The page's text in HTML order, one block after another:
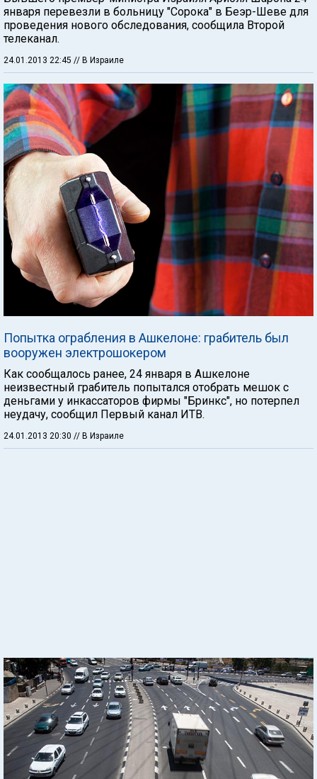
января перевезли в больницу "Сорока" в Беэр-Шеве для
проведения нового обследования, сообщила Второй
телеканал.
24.01.2013 22:45 // В Израиле
Попытка ограбления в Ашкелоне: грабитель был
вооружен электрошокером
Как сообщалось ранее, 24 января в Ашкелоне
неизвестный грабитель попытался отобрать мешок с
деньгами у инкассаторов фирмы "Бринкс", но потерпел
неудачу, сообщил Первый канал ИТВ.
24.01.2013 20:30 // В Израиле